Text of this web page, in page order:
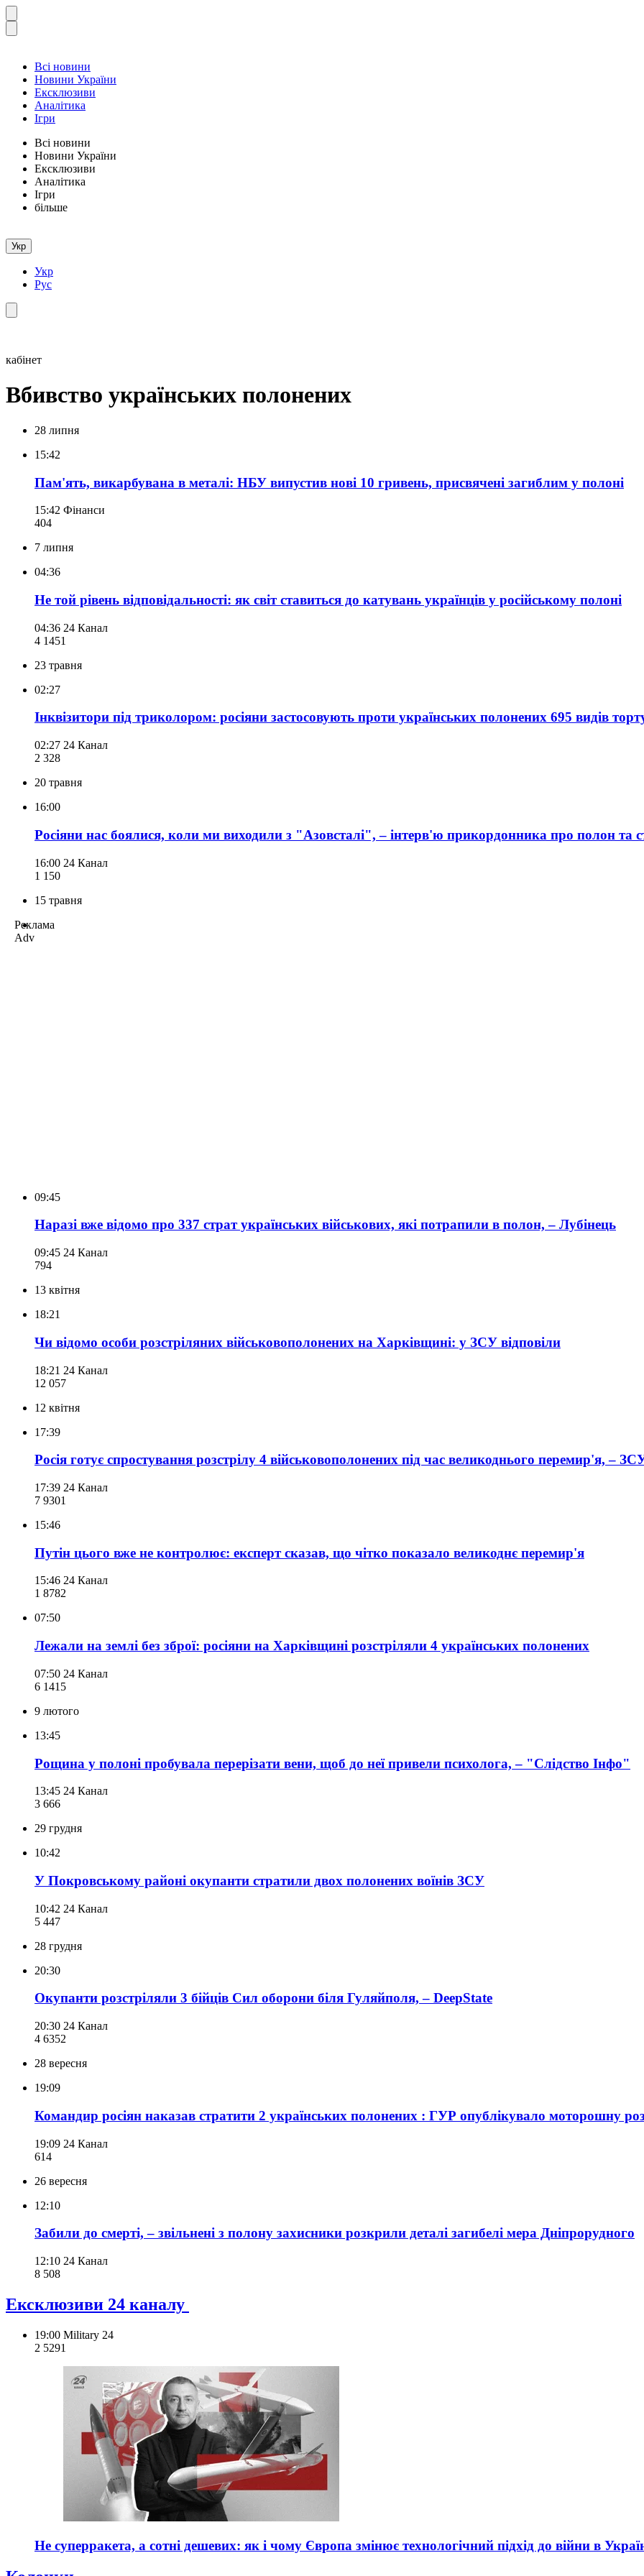
Всі новини
Новини України
Ексклюзиви
Аналітика
Ігри
Всі новини
Новини України
Ексклюзиви
Аналітика
Ігри
більше
Укр
Укр
Рус
кабінет
Вбивство українських полонених
28 липня
15:42
Пам'ять, викарбувана в металі: НБУ випустив нові 10 гривень, присвячені загиблим у полоні
15:42 Фінанси
404
7 липня
04:36
Не той рівень відповідальності: як світ ставиться до катувань українців у російському полоні
04:36 24 Канал
4 1451
23 травня
02:27
Інквізитори під триколором: росіяни застосовують проти українських полонених 695 видів
02:27 24 Канал
2 328
20 травня
16:00
Росіяни нас боялися, коли ми виходили з "Азовсталі", – інтерв'ю прикордонника про полон та
16:00 24 Канал
1 150
15 травня
Реклама
Adv
09:45
Наразі вже відомо про 337 страт українських військових, які потрапили в полон, – Лубінець
09:45 24 Канал
794
13 квітня
18:21
Чи відомо особи розстріляних військовополонених на Харківщині: у ЗСУ відповіли
18:21 24 Канал
12 057
12 квітня
17:39
Росія готує спростування розстрілу 4 військовополонених під час великоднього перемир'я, –
17:39 24 Канал
7 9301
15:46
Путін цього вже не контролює: експерт сказав, що чітко показало великоднє перемир'я
15:46 24 Канал
1 8782
07:50
Лежали на землі без зброї: росіяни на Харківщині розстріляли 4 українських полонених
07:50 24 Канал
6 141 5
9 лютого
13:45
Рощина у полоні пробувала перерізати вени, щоб до неї привели психолога, – "Слідство Інфо"
13:45 24 Канал
3 666
29 грудня
10:42
У Покровському районі окупанти стратили двох полонених воїнів ЗСУ
10:42 24 Канал
5 447
28 грудня
20:30
Окупанти розстріляли 3 бійців Сил оборони біля Гуляйполя, – DeepState
20:30 24 Канал
4 6352
28 вересня
19:09
Командир росіян наказав стратити 2 українських полонених : ГУР опублікувало моторошну
19:09 24 Канал
614
26 вересня
12:10
Забили до смерті, – звільнені з полону захисники розкрили деталі загибелі мера Дніпрорудного
12:10 24 Канал
8 508
Ексклюзиви 24 каналу
19:00 Military 24
2 5291
Не суперракета, а сотні дешевих: як і чому Європа змінює технологічний підхід до війни в